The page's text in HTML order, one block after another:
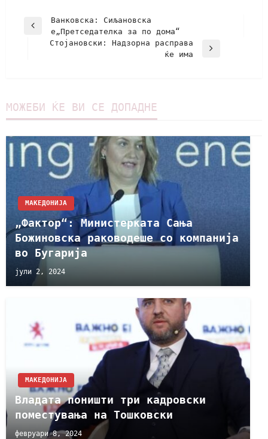
Ванковска: Сиљановска
e„Претседателка за по дома“
Стојановски: Надзорна расправа
ќе има
МОЖЕБИ ЌЕ ВИ СЕ ДОПАДНЕ
МАКЕДОНИЈА
„Фактор“: Министерката Сања
Божиновска раководеше со компанија
во Бугарија
јули 2, 2024
МАКЕДОНИЈА
Владата поништи три кадровски
поместувања на Тошковски
февруари 8, 2024